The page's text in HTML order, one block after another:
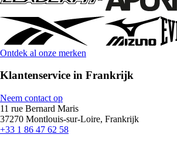
Ontdek al onze merken
Klantenservice in Frankrijk
Neem contact op
11 rue Bernard Maris
37270 Montlouis-sur-Loire, Frankrijk
+33 1 86 47 62 58